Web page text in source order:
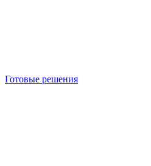
Готовые решения